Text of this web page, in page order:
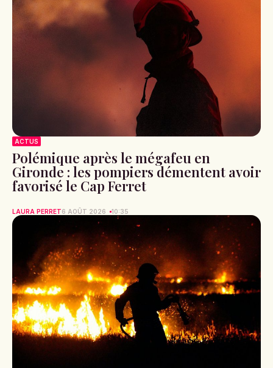
ACTUS
Polémique après le mégafeu en
Gironde : les pompiers démentent avoir
favorisé le Cap Ferret
LAURA PERRET6 AOÛT 2026 10:35